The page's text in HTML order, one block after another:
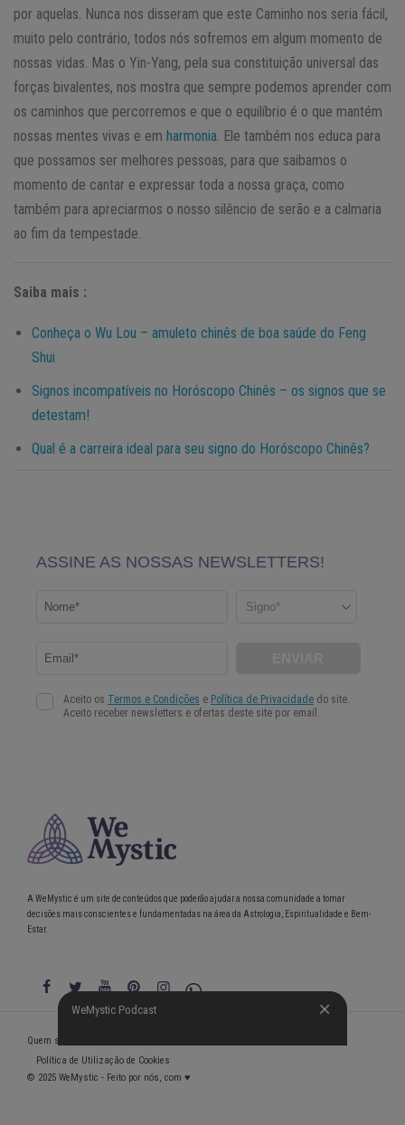
por aquelas. Nunca nos disseram que este Caminho nos seria fácil,
muito pelo contrário, todos nós sofremos em algum momento de
nossas vidas. Mas o Yin-Yang, pela sua constituição universal das
forças bivalentes, nos mostra que sempre podemos aprender com
os caminhos que percorremos e que o equilíbrio é o que mantém
nossas mentes vivas e em harmonia. Ele também nos educa para
que possamos ser melhores pessoas, para que saibamos o
momento de cantar e expressar toda a nossa graça, como
também para apreciarmos o nosso silêncio de serão e a calmaria
ao fim da tempestade.
Saiba mais :
Conheça o Wu Lou – amuleto chinês de boa saúde do Feng
Shui
Signos incompatíveis no Horóscopo Chinês – os signos que se
detestam!
Qual é a carreira ideal para seu signo do Horóscopo Chinês?
WeMystic Podcast
A WeMystic é um site de conteúdos que poderão ajudar a nossa comunidade a tomar
decisões mais conscientes e fundamentadas na área da Astrologia, Espiritualidade e Bem-
Estar.
WeMystic Podcast
Quem somos
Política de Utilização de Cookies
© 2025 WeMystic - Feito por nós, com ♥